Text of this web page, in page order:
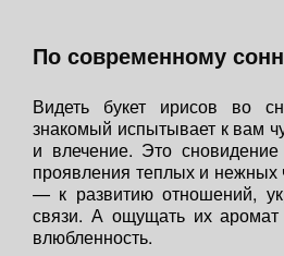
По современному
Видеть букет ирисов во
знакомый испытывает к вам
и влечение. Это
проявления теплых и нежных
— к развитию отношений,
связи. А ощущать их
влюбленность.